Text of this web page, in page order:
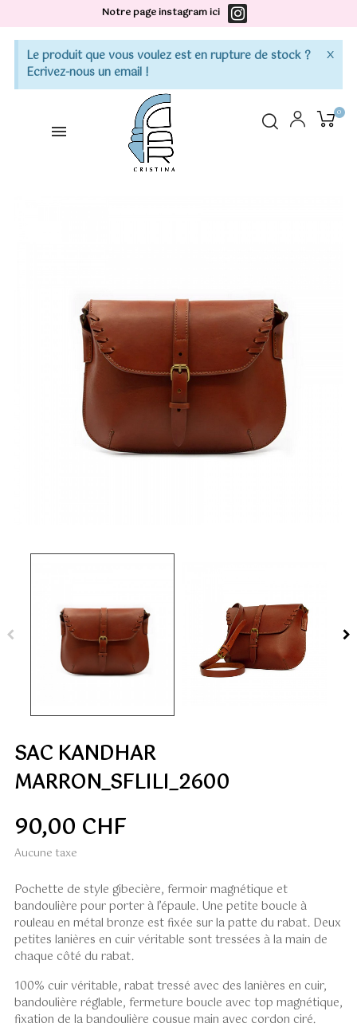
Notre page instagram ici
Le produit que vous voulez est en rupture de stock ?
Ecrivez-nous un email !
×
0
SAC KANDHAR
MARRON_SFLILI_2600
90,00 CHF
Aucune taxe
Pochette de style gibecière, fermoir magnétique et
bandoulière pour porter à l’épaule. Une petite boucle à
rouleau en métal bronze est fixée sur la patte du rabat. Deux
petites lanières en cuir véritable sont tressées à la main de
chaque côté du rabat.
100% cuir véritable, rabat tressé avec des lanières en cuir,
bandoulière réglable, fermeture boucle avec top magnétique,
fixation de la bandoulière cousue main avec cordon ciré.